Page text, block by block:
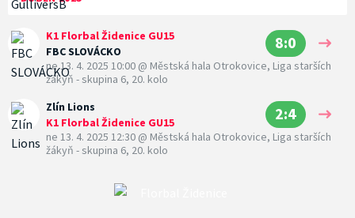
K1 Florbal Židenice GU15
FBC SLOVÁCKO
8:0
ne 13. 4. 2025 10:00 @ Městská hala Otrokovice, Liga starších
žákyň - skupina 6, 20. kolo
Zlín Lions
K1 Florbal Židenice GU15
2:4
ne 13. 4. 2025 12:30 @ Městská hala Otrokovice, Liga starších
žákyň - skupina 6, 20. kolo